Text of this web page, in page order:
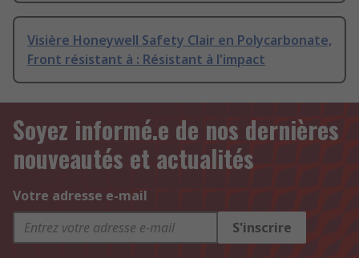
Visière Honeywell Safety Clair en Polycarbonate,
Front résistant à : Résistant à l'impact
Soyez informé.e de nos dernières
nouveautés et actualités
Votre adresse e-mail
S'inscrire